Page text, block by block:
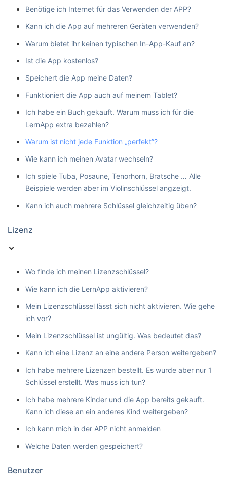
Benötige ich Internet für das Verwenden der APP?
Kann ich die App auf mehreren Geräten verwenden?
Warum bietet ihr keinen typischen In-App-Kauf an?
Ist die App kostenlos?
Speichert die App meine Daten?
Funktioniert die App auch auf meinem Tablet?
Ich habe ein Buch gekauft. Warum muss ich für die
LernApp extra bezahlen?
Warum ist nicht jede Funktion „perfekt”?
Wie kann ich meinen Avatar wechseln?
Ich spiele Tuba, Posaune, Tenorhorn, Bratsche … Alle
Beispiele werden aber im Violinschlüssel angzeigt.
Kann ich auch mehrere Schlüssel gleichzeitig üben?
Lizenz
Wo finde ich meinen Lizenzschlüssel?
Wie kann ich die LernApp aktivieren?
Mein Lizenzschlüssel lässt sich nicht aktivieren. Wie gehe
ich vor?
Mein Lizenzschlüssel ist ungültig. Was bedeutet das?
Kann ich eine Lizenz an eine andere Person weitergeben?
Ich habe mehrere Lizenzen bestellt. Es wurde aber nur 1
Schlüssel erstellt. Was muss ich tun?
Ich habe mehrere Kinder und die App bereits gekauft.
Kann ich diese an ein anderes Kind weitergeben?
Ich kann mich in der APP nicht anmelden
Welche Daten werden gespeichert?
Benutzer